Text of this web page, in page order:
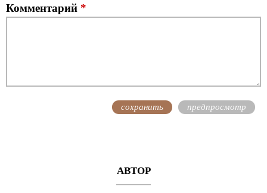
Комментарий *
АВТОР